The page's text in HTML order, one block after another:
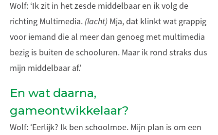
Wolf: ‘Ik zit in het zesde middelbaar en ik volg de
richting Multimedia. (lacht) Mja, dat klinkt wat grappig
voor iemand die al meer dan genoeg met multimedia
bezig is buiten de schooluren. Maar ik rond straks dus
mijn middelbaar af.’
En wat daarna,
gameontwikkelaar?
Wolf: ‘Eerlijk? Ik ben schoolmoe. Mijn plan is om een